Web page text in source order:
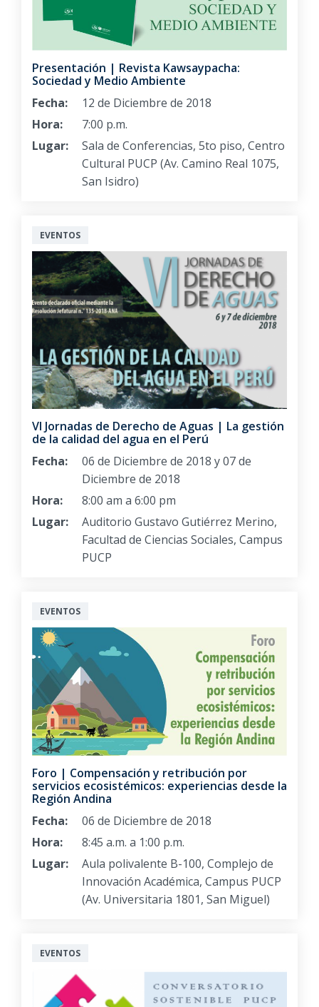
Presentación | Revista Kawsaypacha:
Sociedad y Medio Ambiente
Fecha:
12 de Diciembre de 2018
Hora:
7:00 p.m.
Lugar:
Sala de Conferencias, 5to piso, Centro
Cultural PUCP (Av. Camino Real 1075,
San Isidro)
EVENTOS
VI Jornadas de Derecho de Aguas | La gestión
de la calidad del agua en el Perú
Fecha:
06 de Diciembre de 2018 y 07 de
Diciembre de 2018
Hora:
8:00 am a 6:00 pm
Lugar:
Auditorio Gustavo Gutiérrez Merino,
Facultad de Ciencias Sociales, Campus
PUCP
EVENTOS
Foro | Compensación y retribución por
servicios ecosistémicos: experiencias desde la
Región Andina
Fecha:
06 de Diciembre de 2018
Hora:
8:45 a.m. a 1:00 p.m.
Lugar:
Aula polivalente B-100, Complejo de
Innovación Académica, Campus PUCP
(Av. Universitaria 1801, San Miguel)
EVENTOS